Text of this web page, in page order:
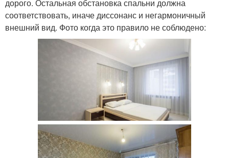
дорого. Остальная обстановка спальни должна
соответствовать, иначе диссонанс и негармоничный
внешний вид. Фото когда это правило не соблюдено: